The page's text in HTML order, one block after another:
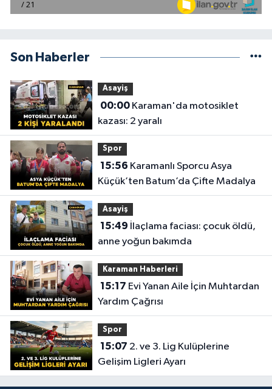
Son Haberler
Asayiş
00:00Karaman'da motosiklet
kazası: 2 yaralı
Spor
15:56
Küçük’ten Batum’da Çifte Madalya
Asayiş
15:49
anne yoğun bakımda
Karaman Haberleri
15:17
Yardım Çağrısı
Spor
15:07
Gelişim Ligleri Ayarı